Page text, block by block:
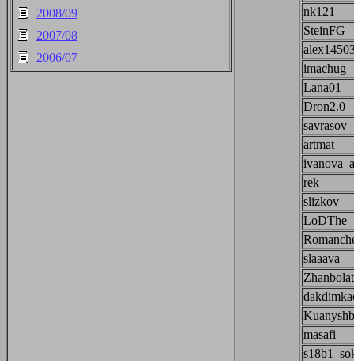
2008/09
2007/08
2006/07
nk121
SteinFG
imachug
Lana01
Dron2.0
savrasov
artmat
ivanova_a
rek
slizkov
LoDThe
slaaava
Zhanbolat
masafi